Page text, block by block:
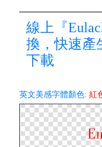
線上『
換，快速產
下載
英文美感字體顏色:紅